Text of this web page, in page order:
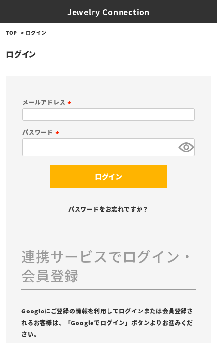
Jewelry Connection
TOP ログイン
ログイン
メールアドレス
須
パスワード
ログイン
パスワードをお忘れですか？
連携サービスでログイン・
会員登録
Googleにご登録の情報を利用してログインまたは会員登録さ
れるお客様は、「Googleでログイン」ボタンよりお進みくだ
さい。